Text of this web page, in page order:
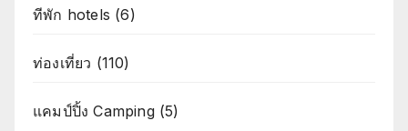
ทีพัก hotels (6)
ท่องเที่ยว (110)
แคมป์ปิ้ง Camping(5)